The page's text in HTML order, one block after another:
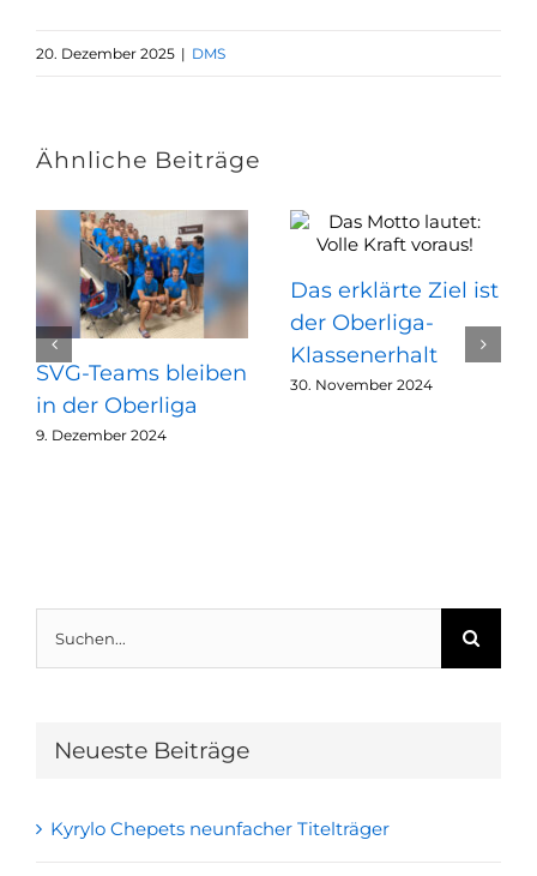
20. Dezember 2025 | DMS
Ähnliche Beiträge
SVG-Teams bleiben
in der Oberliga
9. Dezember 2024
Das erklärte Ziel ist
der Oberliga-
Klassenerhalt
30. November 2024
nach:
Neueste Beiträge
Kyrylo Chepets neunfacher Titelträger